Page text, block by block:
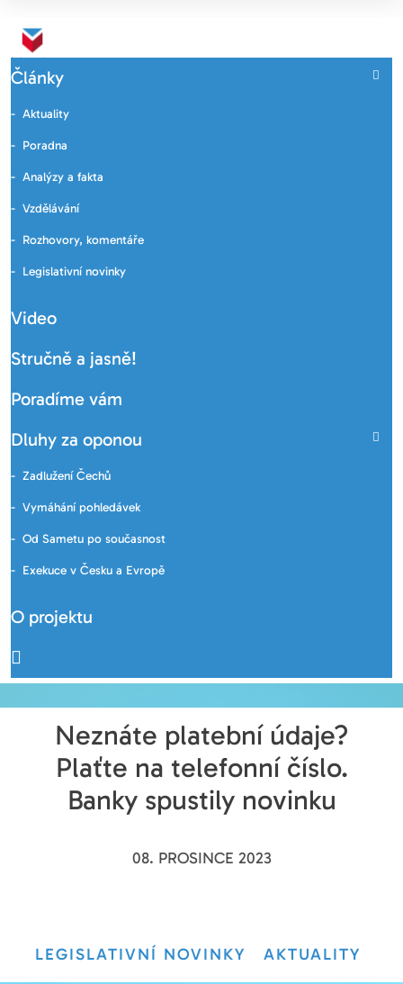
Články
Aktuality
Poradna
Analýzy a fakta
Vzdělávání
Rozhovory, komentáře
Legislativní novinky
Video
Stručně a jasně!
Poradíme vám
Dluhy za oponou
Zadlužení Čechů
Vymáhání pohledávek
Od Sametu po současnost
Exekuce v Česku a Evropě
O projektu
Neznáte platební údaje?
Plaťte na telefonní číslo.
Banky spustily novinku
08. PROSINCE 2023
LEGISLATIVNÍ NOVINKY AKTUALITY